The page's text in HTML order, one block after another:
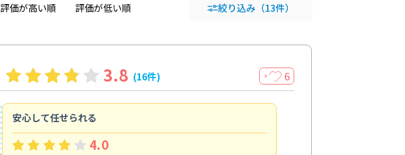
評価が高い順 評価が低い順 絞り込み （13件）
3.8 (16件) ＋ 6
安心して任せられる
4.0